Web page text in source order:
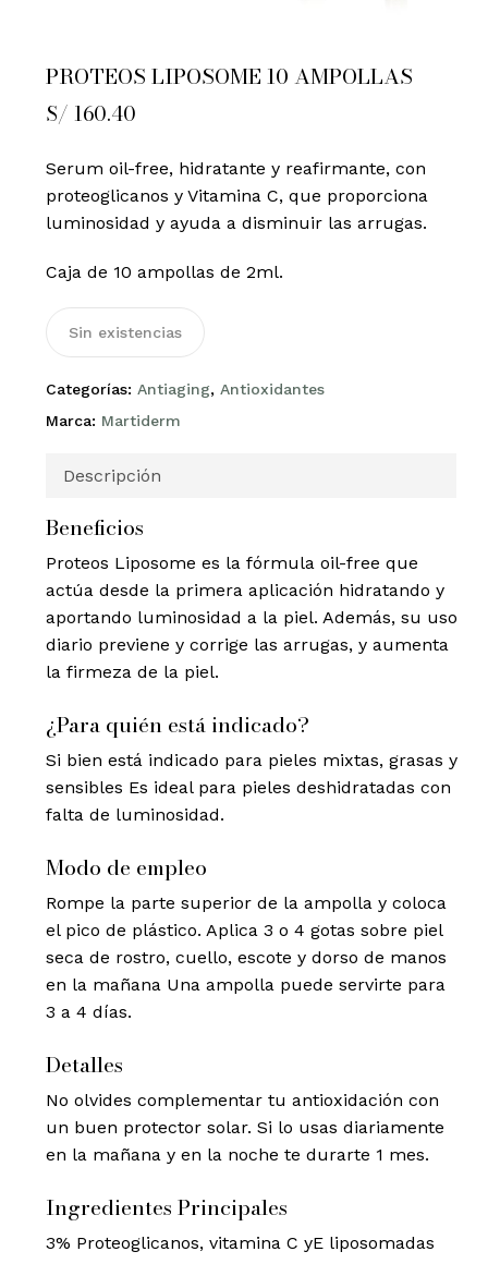
PROTEOS LIPOSOME 10 AMPOLLAS
S/ 160.40
Serum oil-free, hidratante y reafirmante, con
proteoglicanos y Vitamina C, que proporciona
luminosidad y ayuda a disminuir las arrugas.
Caja de 10 ampollas de 2ml.
Sin existencias
Categorías: Antiaging, Antioxidantes
Marca: Martiderm
Descripción
Beneficios
Proteos Liposome es la fórmula oil-free que
actúa desde la primera aplicación hidratando y
aportando luminosidad a la piel. Además, su uso
diario previene y corrige las arrugas, y aumenta
la firmeza de la piel.
​​​​​​​¿Para quién está indicado?
Si bien está indicado para pieles mixtas, grasas y
sensibles Es ideal para pieles deshidratadas con
falta de luminosidad.
Modo de empleo
Rompe la parte superior de la ampolla y coloca
el pico de plástico. Aplica 3 o 4 gotas sobre piel
seca de rostro, cuello, escote y dorso de manos
en la mañana Una ampolla puede servirte para
3 a 4 días.
Detalles
No olvides complementar tu antioxidación con
un buen protector solar. Si lo usas diariamente
en la mañana y en la noche te durarte 1 mes.
Ingredientes Principales
3% Proteoglicanos, vitamina C yE liposomadas